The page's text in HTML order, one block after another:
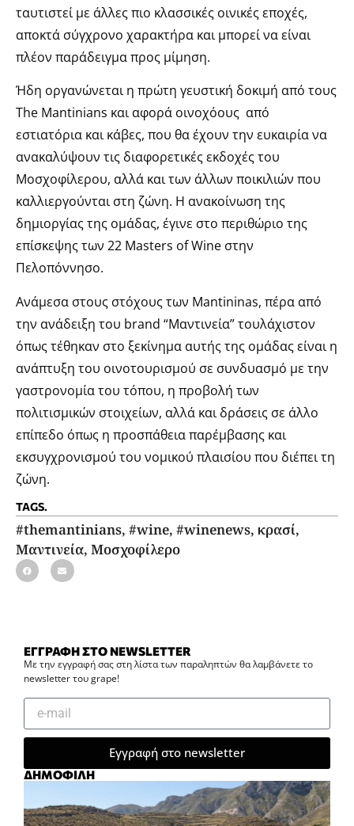
ταυτιστεί με άλλες πιο κλασσικές οινικές εποχές,
αποκτά σύγχρονο χαρακτήρα και μπορεί να είναι
πλέον παράδειγμα προς μίμηση.
Ήδη οργανώνεται η πρώτη γευστική δοκιμή από τους
The Mantinians και αφορά οινοχόους από
εστιατόρια και κάβες, που θα έχουν την ευκαιρία να
ανακαλύψουν τις διαφορετικές εκδοχές του
Μοσχοφίλερου, αλλά και των άλλων ποικιλιών που
καλλιεργούνται στη ζώνη. Η ανακοίνωση της
δημιοργίας της ομάδας, έγινε στο περιθώριο της
επίσκεψης των 22 Masters of Wine στην
Πελοπόννησο.
Ανάμεσα στους στόχους των Mantininas, πέρα από
την ανάδειξη του brand “Μαντινεία” τουλάχιστον
όπως τέθηκαν στο ξεκίνημα αυτής της ομάδας είναι η
ανάπτυξη του οινοτουρισμού σε συνδυασμό με την
γαστρονομία του τόπου, η προβολή των
πολιτισμικών στοιχείων, αλλά και δράσεις σε άλλο
επίπεδο όπως η προσπάθεια παρέμβασης και
εκσυγχρονισμού του νομικού πλαισίου που διέπει τη
ζώνη.
TAGS.
#themantinians, #wine, #winenews, κρασί,
Μαντινεία, Μοσχοφίλερο
ΕΓΓΡΑΦΗ ΣΤΟ NEWSLETTER
Με την εγγραφή σας στη λίστα των παραληπτών θα λαμβάνετε το
newsletter του grape!
Εγγραφή στο newsletter
ΔΗΜΟΦΙΛΗ